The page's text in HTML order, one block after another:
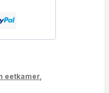
eetkamer